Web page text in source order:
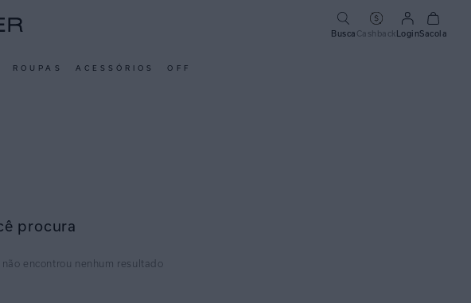
Busca CashbackLoginSacola
ROUPAS ACESSÓRIOS OFF
procura